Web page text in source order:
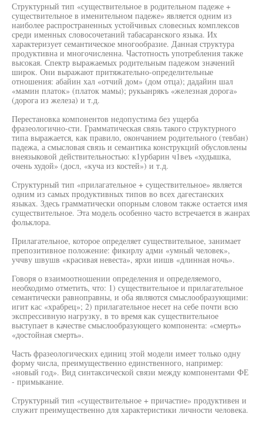
Структурный тип «существительное в родительном падеже +
существительное в именительном падеже» является одним из
наиболее распространенных устойчивых словесных комплексов
среди именных словосочетаний табасаранского языка. Их
характеризует семантическое многообразие. Данная структура
продуктивна и многочисленна. Частотность употребления также
высокая. Спектр выражаемых родительным падежом значений
широк. Они выражают притяжательно-определительные
отношения: абайин хал «отчий дом» (дом отца); дадайин шал
«мамин платок» (платок мамы); рукьанрякъ «железная дорога»
(дорога из железа) и т.д.
Перестановка компонентов недопустима без ущерба
фразеологично-сти. Грамматическая связь такого структурного
типа выражается, как правило, окончанием родительного (тевбан)
падежа, а смысловая связь и семантика конструкций обусловлены
внеязыковой действительностью: к1урбарин ч1веъ «худышка,
очень худой» (досл, «куча из костей») и т.д.
Структурный тип «прилагательное + существительное» является
одним из самых продуктивных типов во всех дагестанских
языках. Здесь грамматически опорным словом также остается имя
существительное. Эта модель особенно часто встречается в жанрах
фольклора.
Прилагательное, которое определяет существительное, занимает
препозитивное положение: фикирлу адми «умный человек»,
уччву швушв «красивая невеста», ярхи иишв «длинная ночь».
Говоря о взаимоотношении определения и определяемого,
необходимо отметить, что: 1) существительное и прилагательное
семантически равноправны, и оба являются смыслообразующими:
игит кас «храбрец»; 2) прилагательное несет на себе почти всю
экспрессивную нагрузку, в то время как существительное
выступает в качестве смыслообразующего компонента: «смерть»
«достойная смерть».
Часть фразеологических единиц этой модели имеет только одну
форму числа, преимущественно единственного, например:
«новый год». Вид синтаксической связи между компонентами ФЕ
- примыкание.
Структурный тип «существительное + причастие» продуктивен и
служит преимущественно для характеристики личности человека.